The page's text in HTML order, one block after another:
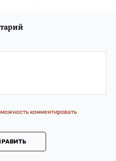
комментировать